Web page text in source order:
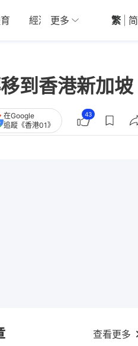
經濟 01深圳 觀點
更多 繁 简
到香港新加坡
在Google
追蹤《香港01》
43
查看更多